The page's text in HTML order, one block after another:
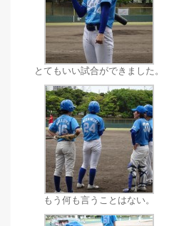
とてもいい試合ができました。
もう何も言うことはない。